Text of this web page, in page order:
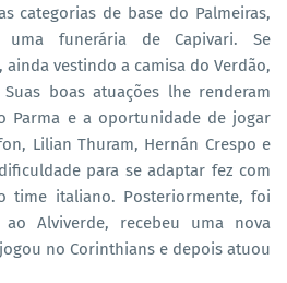
categorias de base do Palmeiras,
uma funerária de Capivari. Se
vestindo a camisa do Verdão,
boas atuações lhe renderam
Parma e a oportunidade de jogar
Lilian Thuram, Hernán Crespo e
para se adaptar fez com
time italiano. Posteriormente, foi
Alviverde, recebeu uma nova
no Corinthians e depois atuou